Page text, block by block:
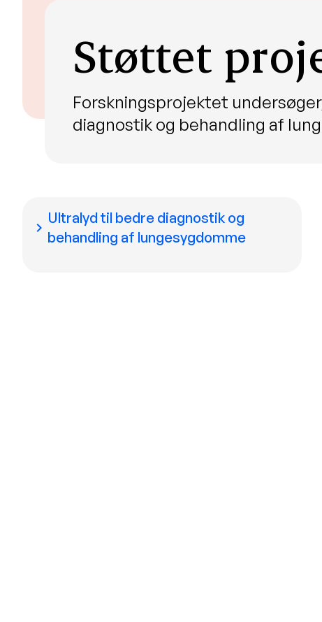
Støttet
Forskningsprojektet
diagnostik og behandling af
chevron_right
Ultralyd til bedre diagnostik og
behandling af lungesygdomme